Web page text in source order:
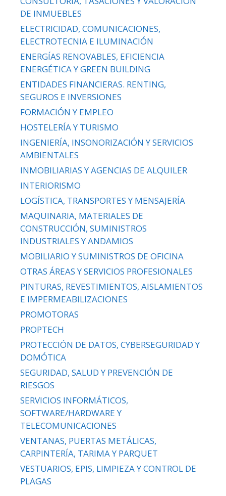
DE INMUEBLES
ELECTRICIDAD, COMUNICACIONES,
ELECTROTECNIA E ILUMINACIÓN
ENERGÍAS RENOVABLES, EFICIENCIA
ENERGÉTICA Y GREEN BUILDING
ENTIDADES FINANCIERAS. RENTING,
SEGUROS E INVERSIONES
FORMACIÓN Y EMPLEO
HOSTELERÍA Y TURISMO
INGENIERÍA, INSONORIZACIÓN Y SERVICIOS
AMBIENTALES
INMOBILIARIAS Y AGENCIAS DE ALQUILER
INTERIORISMO
LOGÍSTICA, TRANSPORTES Y MENSAJERÍA
MAQUINARIA, MATERIALES DE
CONSTRUCCIÓN, SUMINISTROS
INDUSTRIALES Y ANDAMIOS
MOBILIARIO Y SUMINISTROS DE OFICINA
OTRAS ÁREAS Y SERVICIOS PROFESIONALES
PINTURAS, REVESTIMIENTOS, AISLAMIENTOS
E IMPERMEABILIZACIONES
PROMOTORAS
PROPTECH
PROTECCIÓN DE DATOS, CYBERSEGURIDAD Y
DOMÓTICA
SEGURIDAD, SALUD Y PREVENCIÓN DE
RIESGOS
SERVICIOS INFORMÁTICOS,
SOFTWARE/HARDWARE Y
TELECOMUNICACIONES
VENTANAS, PUERTAS METÁLICAS,
CARPINTERÍA, TARIMA Y PARQUET
VESTUARIOS, EPIS, LIMPIEZA Y CONTROL DE
PLAGAS